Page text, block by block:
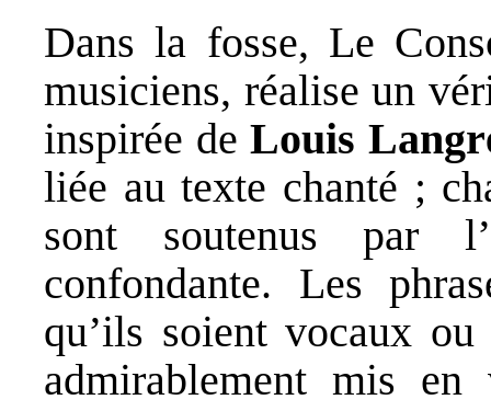
Dans la fosse, Le
musiciens, réalise un
inspirée deLouis
liée au texte chanté ;
sont soutenus par
confondante. Les
qu’ils soient vocaux
admirablement mis en